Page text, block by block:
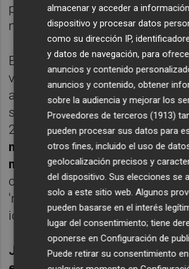
por esta crisis sanitaria será de
mejor comportamiento tengan.
En cuanto al aspecto técnico de
vemos como su tendencia es
alcista, su media móvil
semanas es alcista y su RSC
2,99,
lo cual quiere decir que
muy fuerte si lo comparamos
mercado global. Además es
con claro interés comprador
'manos fuertes' y esto siempre
idea de tenerlo en nuestra
Javier Lorenzo es director y
almacenar y acceder a
dispositivo y procesar datos
como su dirección IP,
y datos de navegación, para
anuncios y contenido
anuncios y contenido, obtener
sobre la audiencia y mejorar los
Proveedores de terceros (1913)
pueden procesar sus datos para
otros fines, incluido el uso de
geolocalización precisos y
del dispositivo. Sus elecciones se
solo a este sitio web. Algunos
pueden basarse en el interés
lugar del consentimiento; tiene
oponerse enConfiguración de
Puede retirar su consentimiento en